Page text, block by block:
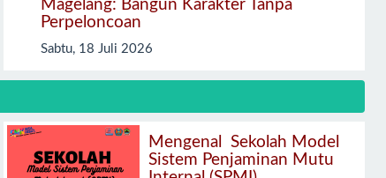
Magelang: Bangun Karakter Tanpa
Perpeloncoan
Sabtu, 18 Juli 2026
Mengenal Sekolah Model
Sistem Penjaminan Mutu